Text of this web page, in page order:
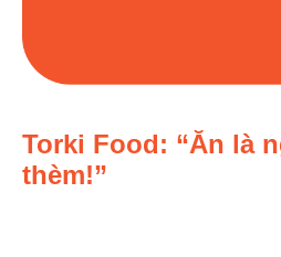
Torki Food: “Ăn là
thèm!”